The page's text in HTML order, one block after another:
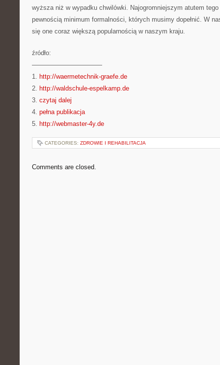
wyższa niż w wypadku chwilówki. Najogromniejszym atutem
pewnością minimum formalności, których musimy dopełnić. W
się one coraz większą popularnością w naszym kraju.
źródło:
———————————
1. http://waermetechnik-graefe.de
2. http://waldschule-espelkamp.de
3. czytaj dalej
4. pełna publikacja
5. http://webmaster-4y.de
CATEGORIES: ZDROWIE I REHABILITACJA
Comments are closed.